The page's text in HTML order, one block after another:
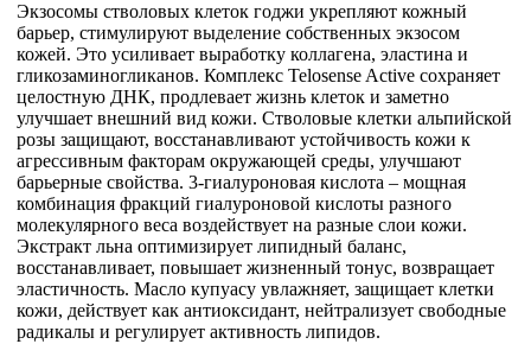
Экзосомы стволовых клеток годжи укрепляют кожный
барьер, стимулируют выделение собственных экзосом
кожей. Это усиливает выработку коллагена, эластина и
гликозаминогликанов. Комплекс Telosense Active сохраняет
целостную ДНК, продлевает жизнь клеток и заметно
улучшает внешний вид кожи. Стволовые клетки альпийской
розы защищают, восстанавливают устойчивость кожи к
агрессивным факторам окружающей среды, улучшают
барьерные свойства. 3-гиалуроновая кислота – мощная
комбинация фракций гиалуроновой кислоты разного
молекулярного веса воздействует на разные слои кожи.
Экстракт льна оптимизирует липидный баланс,
восстанавливает, повышает жизненный тонус, возвращает
эластичность. Масло купуасу увлажняет, защищает клетки
кожи, действует как антиоксидант, нейтрализует свободные
радикалы и регулирует активность липидов.